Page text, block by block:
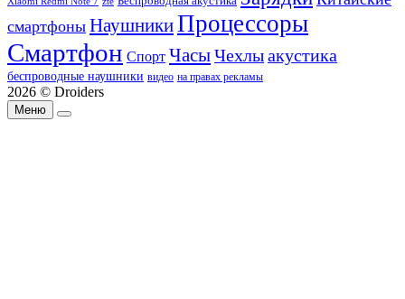
смартфоны НаушникиПроцессоры
Смартфон Спорт ЧасыЧехлыакустика
беспроводные наушники видео на правах рекламы
2026 © Droiders
Меню